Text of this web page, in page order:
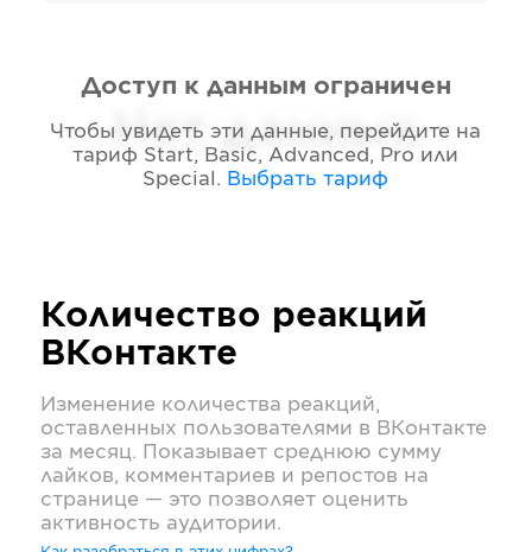
Нет данных
Доступ к данным ограничен
Чтобы увидеть эти данные, перейдите на
тариф Start, Basic, Advanced, Pro или
Special . Выбрать тариф
Количество реакций
ВКонтакте
Изменение количества реакций,
оставленных пользователями в ВКонтакте
за месяц. Показывает среднюю сумму
лайков, комментариев и репостов на
странице — это позволяет оценить
активность аудитории.